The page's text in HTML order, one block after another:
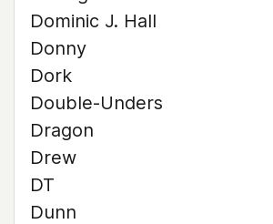
Dominic J. Hall
Donny
Dork
Double-Unders
Dragon
Drew
DT
Dunn